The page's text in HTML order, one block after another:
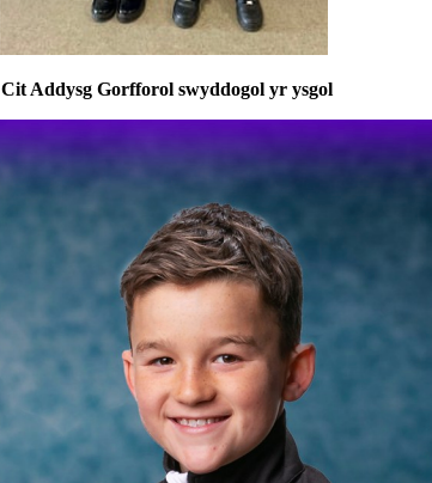
Cit Addysg Gorfforol swyddogol yr ysgol